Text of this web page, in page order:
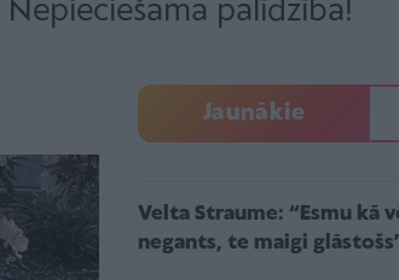
palīdzība!
Jaunākie
Velta Straume: “Esmu kā
negants, te maigi